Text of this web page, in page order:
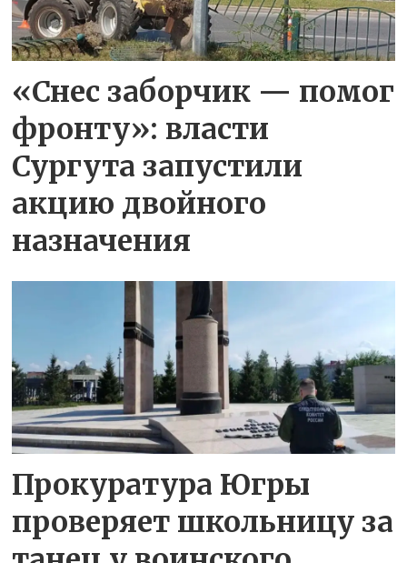
«Снес заборчик — помог
фронту»: власти
Сургута запустили
акцию двойного
назначения
Прокуратура Югры
проверяет школьницу за